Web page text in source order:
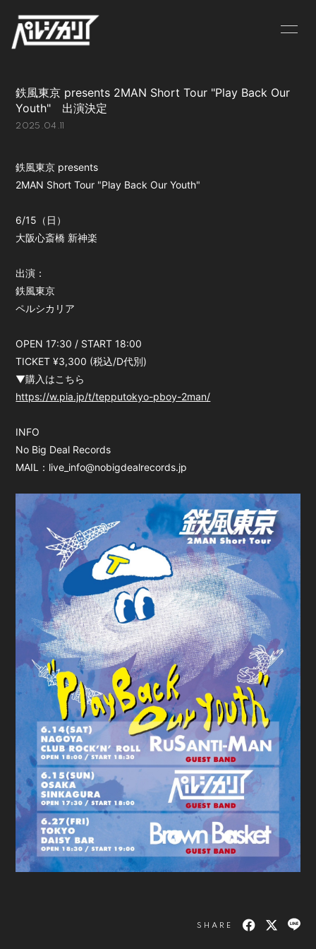
BIOGRAPHY MV
CONTACT
鉄風東京 presents 2MAN Short Tour "Play Back Our
Youth" 出演決定
2025.04.11
鉄風東京 presents
2MAN Short Tour "Play Back Our Youth"
6/15（日）
大阪心斎橋 新神楽
出演：
鉄風東京
ペルシカリア
OPEN 17:30 / START 18:00
TICKET ¥3,300 (税込/D代別)
▼購入はこちら
https://w.pia.jp/t/tepputokyo-pboy-2man/
INFO
No Big Deal Records
MAIL：live_info@nobigdealrecords.jp
SHARE